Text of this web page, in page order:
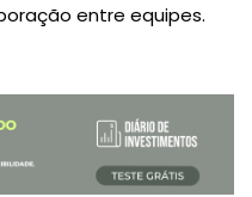
entre equipes.